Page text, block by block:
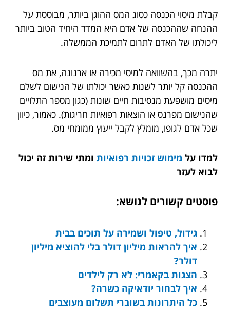
קבלת מיסוי הכנסה כסוג המס ההוגן ביותר, מבוססת על
ההנחה שההכנסה של אדם היא המדד היחיד הטוב ביותר
ליכולתו של האדם לתרום לתמיכת הממשלה.
יתרה מכך, בהשוואה למיסי מכירה או ארנונה, את מס
ההכנסה קל יותר לשנות כאשר יכולתו של הנישום לשלם
מיסים מושפעת מנסיבות חיים שונות (כגון מספר התלויים
שהנישום מפרנס או הוצאות רפואיות חריגות). כאמור, כיוון
שכל אדם לגופו, מומלץ לקבל ייעוץ ממומחי מס.
למדו על מימוש זכויות רפואיות ומתי שירות זה יכול
לבוא לעזר
פוסטים קשורים לנושא:
גידול, טיפול ושמירה על תוכים בבית
איך להראות מיליון דולר בלי להוציא מיליון
דולר?
הצגות בקאמרי: לא רק לילדים
איך לבחור יודאיקה כשרה?
כל היתרונות בשוברי תשלום מעוצבים